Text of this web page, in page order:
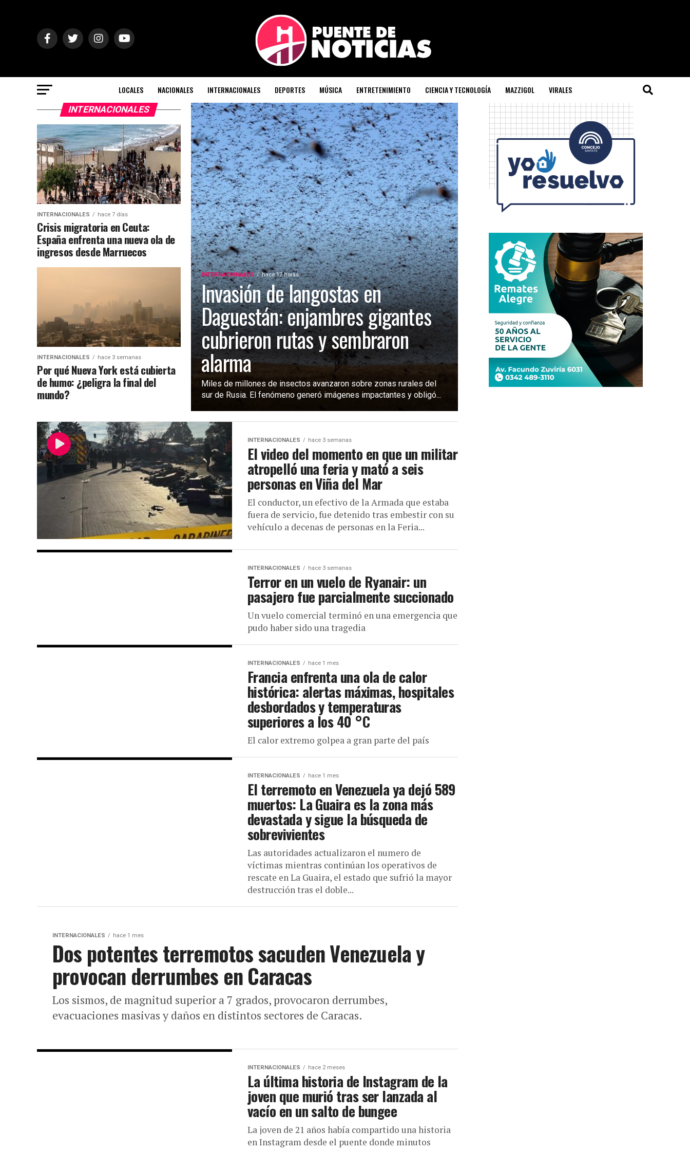
LOCALES NACIONALES INTERNACIONALES DEPORTES MÚSICA ENTRETENIMIENTO CIENCIA Y TECNOLOGÍA MAZZIGOL VIRALES
INTERNACIONALES hace 17 horas
Invasión de langostas en
Daguestán: enjambres gigantes
cubrieron rutas y sembraron
alarma
Miles de millones de insectos avanzaron sobre zonas rurales del
sur de Rusia. El fenómeno generó imágenes impactantes y obligó...
INTERNACIONALES
INTERNACIONALES hace 7 días
Crisis migratoria en Ceuta:
España enfrenta una nueva ola de
ingresos desde Marruecos
INTERNACIONALES hace 3 semanas
Por qué Nueva York está cubierta
de humo: ¿peligra la final del
mundo?
INTERNACIONALES hace 3 semanas
El video del momento en que un militar
atropelló una feria y mató a seis
personas en Viña del Mar
El conductor, un efectivo de la Armada que estaba
fuera de servicio, fue detenido tras embestir con su
vehículo a decenas de personas en la Feria...
INTERNACIONALES hace 3 semanas
Terror en un vuelo de Ryanair: un
pasajero fue parcialmente succionado
Un vuelo comercial terminó en una emergencia que
pudo haber sido una tragedia
INTERNACIONALES hace 1 mes
Francia enfrenta una ola de calor
histórica: alertas máximas, hospitales
desbordados y temperaturas
superiores a los 40 °C
El calor extremo golpea a gran parte del país
INTERNACIONALES hace 1 mes
El terremoto en Venezuela ya dejó 589
muertos: La Guaira es la zona más
devastada y sigue la búsqueda de
sobrevivientes
Las autoridades actualizaron el numero de
víctimas mientras continúan los operativos de
rescate en La Guaira, el estado que sufrió la mayor
destrucción tras el doble...
INTERNACIONALES hace 1 mes
Dos potentes terremotos sacuden Venezuela y
provocan derrumbes en Caracas
Los sismos, de magnitud superior a 7 grados, provocaron derrumbes,
evacuaciones masivas y daños en distintos sectores de Caracas.
INTERNACIONALES hace 2 meses
La última historia de Instagram de la
joven que murió tras ser lanzada al
vacío en un salto de bungee
La joven de 21 años había compartido una historia
en Instagram desde el puente donde minutos